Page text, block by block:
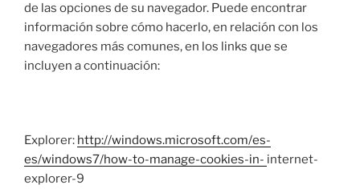
de las opciones de su navegador. Puede encontrar
información sobre cómo hacerlo, en relación con los
navegadores más comunes, en los links que se
incluyen a continuación:
Explorer: http://windows.microsoft.com/es-
es/windows7/how-to-manage-cookies-in- internet-
explorer-9